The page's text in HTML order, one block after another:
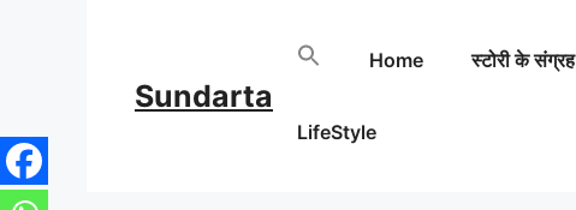
content
Sundarta
Home स्टोरी के संग्रह
LifeStyle